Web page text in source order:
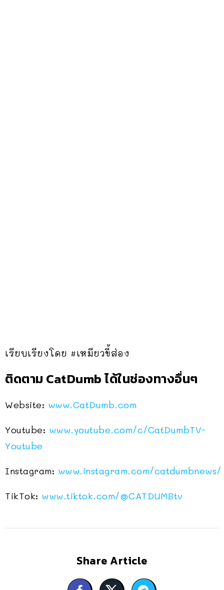
เรียบเรียงโดย #เหมียวขี้ส่อง
ติดตาม CatDumb ได้ในช่องทางอื่นๆ
Website: www.CatDumb.com
Youtube: www.youtube.com/c/CatDumbTV-
Youtube
Instagram: www.instagram.com/catdumbnews/
TikTok: www.tiktok.com/@CATDUMBtv
Share Article